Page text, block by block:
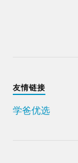
友情链接
学爸优选